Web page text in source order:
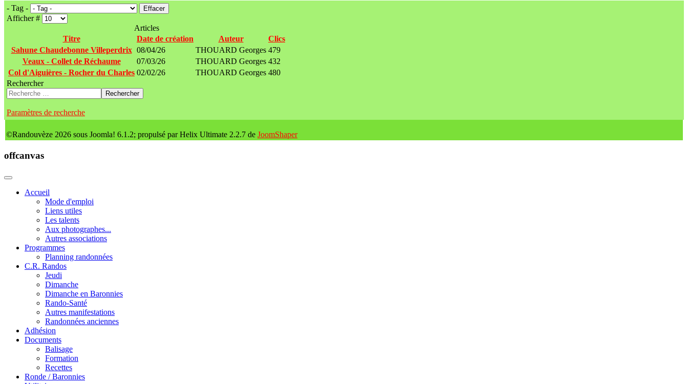
- Tag -
Effacer
Afficher #
Articles
Titre
Date de création Auteur
Clics
Sahune Chaudebonne Villeperdrix 08/04/26 THOUARD Georges 479
Veaux - Collet de Réchaume
07/03/26 THOUARD Georges 432
Col d'Aiguières - Rocher du Charles 02/02/26 THOUARD Georges 480
Rechercher
Rechercher
Paramètres de recherche
©Randouvèze 2026 sous Joomla! 6.1.2; propulsé par Helix Ultimate 2.2.7 de JoomShaper
offcanvas
Accueil
Mode d'emploi
Liens utiles
Les talents
Aux photographes...
Autres associations
Programmes
Planning randonnées
C.R. Randos
Jeudi
Dimanche
Dimanche en Baronnies
Rando-Santé
Autres manifestations
Randonnées anciennes
Adhésion
Documents
Balisage
Formation
Recettes
Ronde / Baronnies